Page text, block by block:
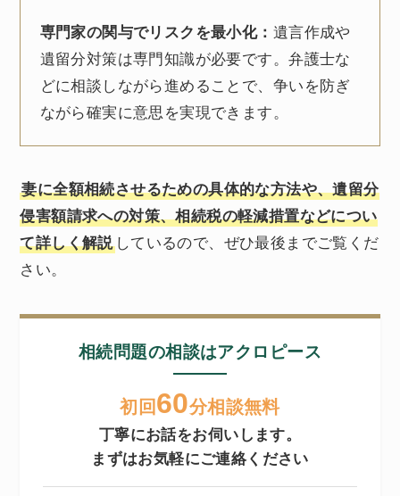
専門家の関与でリスクを最小化： 遺言作成や
遺留分対策は専門知識が必要です。弁護士な
どに相談しながら進めることで、争いを防ぎ
ながら確実に意思を実現できます。
妻に全額相続させるための具体的な方法や、遺留分
侵害額請求への対策、相続税の軽減措置などについ
て詳しく解説しているので、ぜひ最後までご覧くだ
さい。
相続問題の相談はアクロピース
初回60分相談無料
丁寧にお話をお伺いします。
まずはお気軽にご連絡ください